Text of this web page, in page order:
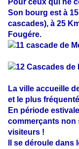
Pour ceux qui ne
Son bourg est à
cascades), à 25
Fougére.
La ville accueille
et le plus
En période
commerçants non
visiteurs !
Il se déroule